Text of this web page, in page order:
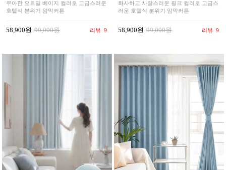
우아한 오트밀 베이지 컬러로 고급스러운
호텔식 분위기 암막커튼
58,900원 99,000원 리뷰 9
화사하고 사랑스러운 핑크 컬러로 고급스
러운 호텔식 분위기 암막커튼
58,900원 99,000원 리뷰 9